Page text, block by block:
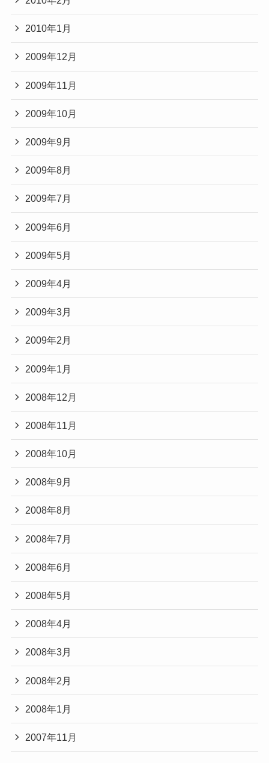
2010年1月
2009年12月
2009年11月
2009年10月
2009年9月
2009年8月
2009年7月
2009年6月
2009年5月
2009年4月
2009年3月
2009年2月
2009年1月
2008年12月
2008年11月
2008年10月
2008年9月
2008年8月
2008年7月
2008年6月
2008年5月
2008年4月
2008年3月
2008年2月
2008年1月
2007年11月